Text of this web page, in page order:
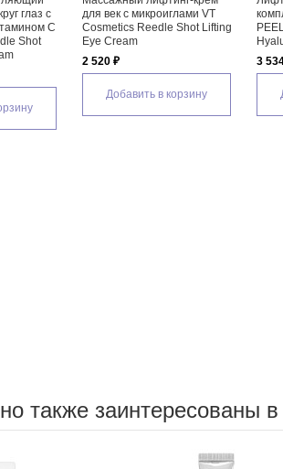
глаз с
C
Shot
для век с микроиглами VT
Cosmetics Reedle Shot Lifting
Eye Cream
2 520 ₽
Добавить в корзину
3
также заинтересованы